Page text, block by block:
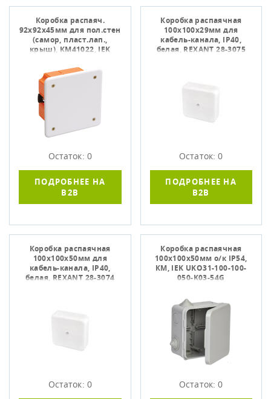
Коробка распаяч.
92х92x45мм для пол.стен
(самор, пласт.лап.,
крыш), КМ41022, IEK
Остаток: 0
ПОДРОБНЕЕ НА
B2B
Коробка распаячная
100х100х29мм для
кабель-канала, IP40,
белая, REXANT 28-3075
Остаток: 0
ПОДРОБНЕЕ НА
B2B
Коробка распаячная
100х100х50мм для
кабель-канала, IP40,
белая, REXANT 28-3074
Остаток: 0
Коробка распаячная
100х100х50мм о/к IP54,
КМ, IEK UKO31-100-100-
050-K03-54G
Остаток: 0